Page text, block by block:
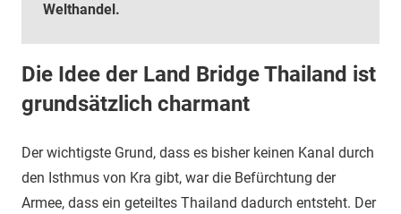
Welthandel.
Die Idee der Land Bridge Thailand ist
grundsätzlich charmant
Der wichtigste Grund, dass es bisher keinen Kanal durch
den Isthmus von Kra gibt, war die Befürchtung der
Armee, dass ein geteiltes Thailand dadurch entsteht. Der